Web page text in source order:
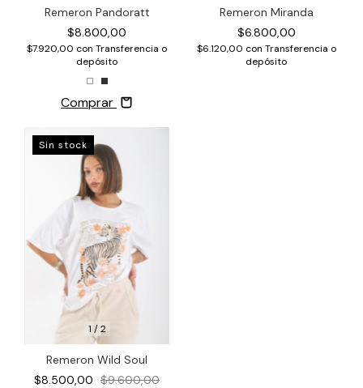
Remeron Pandoratt
$8.800,00
$7.920,00 con Transferencia o
depósito
Comprar
Remeron Miranda
$6.800,00
$6.120,00 con Transferencia o
depósito
1 /2
Sin stock
Remeron Wild Soul
$8.500,00 $9.600,00